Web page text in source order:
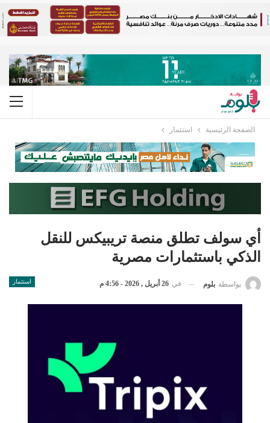
الصفحة الرئيسية استثمار
أي سولف تطلق منصة تريبيكس للنقل
الذكي باستثمارات مصرية
استثمار بواسطة بلوم في 26 أبريل , 2026 - 4:56 م